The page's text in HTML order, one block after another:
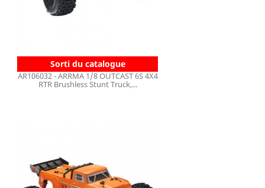
Sorti du catalogue
AR106032 - ARRMA 1/8 OUTCAST 6S 4X4
RTR Brushless Stunt Truck,...